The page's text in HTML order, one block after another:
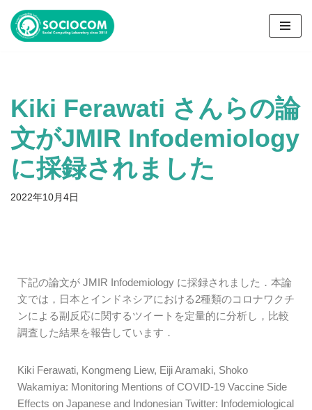
コ
ツ
へ
ス
キ
ッ
Kiki Ferawati さんらの論
文がJMIR Infodemiology
に採録されました
2022年10月4日
下記の論文が JMIR Infodemiology に採録されました．本論
文では，日本とインドネシアにおける2種類のコロナワクチ
ンによる副反応に関するツイートを定量的に分析し，比較
調査した結果を報告しています．
Kiki Ferawati, Kongmeng Liew, Eiji Aramaki, Shoko
Wakamiya: Monitoring Mentions of COVID-19 Vaccine Side
Effects on Japanese and Indonesian Twitter: Infodemiological